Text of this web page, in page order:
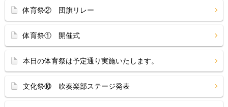
体育祭② 団旗リレー
体育祭① 開催式
本日の体育祭は予定通り実施いたします。
文化祭⑩ 吹奏楽部ステージ発表